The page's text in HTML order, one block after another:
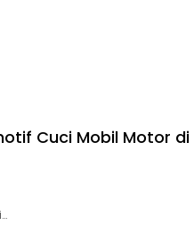
Cuci Mobil Motor di